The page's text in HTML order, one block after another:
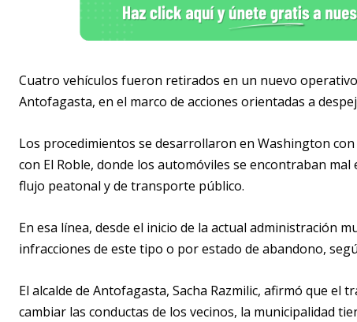
Cuatro vehículos fueron retirados en un nuevo
Antofagasta, en el marco de acciones orientadas a
Los procedimientos se desarrollaron en Washington
con El Roble, donde los automóviles se encontraban
flujo peatonal y de transporte público.
En esa línea, desde el inicio de la actual administración
infracciones de este tipo o por estado de abandono,
El alcalde de Antofagasta, Sacha Razmilic, afirmó que el
cambiar las conductas de los vecinos, la municipalidad